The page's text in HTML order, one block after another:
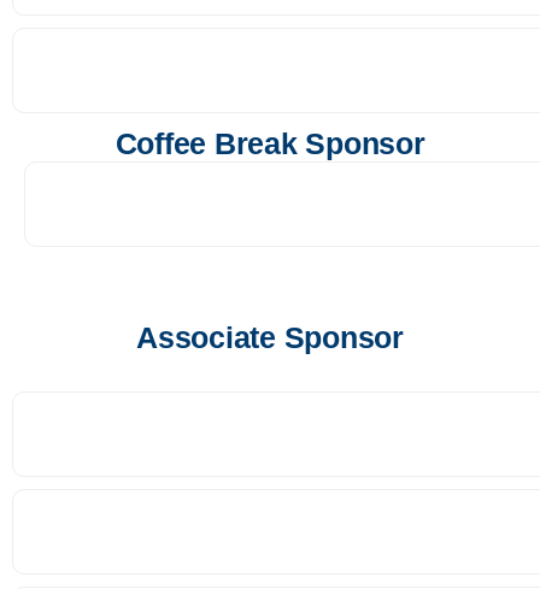
Coffee Break Sponsor
Associate Sponsor